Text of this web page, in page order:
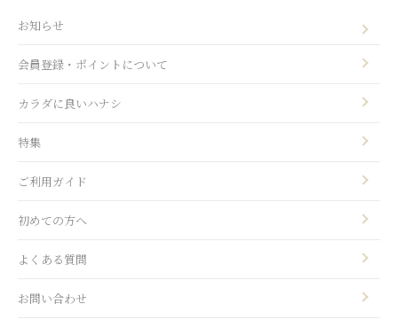
お知らせ
会員登録・ポイントについて
カラダに良いハナシ
特集
ご利用ガイド
初めての方へ
よくある質問
お問い合わせ